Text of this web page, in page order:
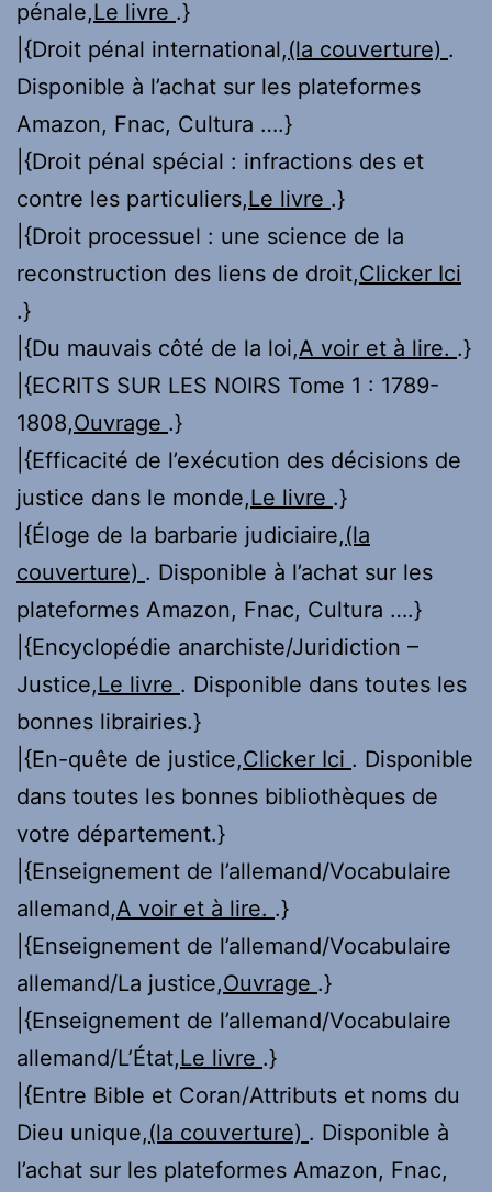
pénale,Le livre .}
|{Droit pénal international,(la couverture) .
Disponible à l’achat sur les plateformes
Amazon, Fnac, Cultura ….}
|{Droit pénal spécial : infractions des et
contre les particuliers,Le livre .}
|{Droit processuel : une science de la
reconstruction des liens de droit,Clicker Ici
.}
|{Du mauvais côté de la loi,A voir et à lire. .}
|{ECRITS SUR LES NOIRS Tome 1 : 1789-
1808,Ouvrage .}
|{Efficacité de l’exécution des décisions de
justice dans le monde,Le livre .}
|{Éloge de la barbarie judiciaire,(la
couverture) . Disponible à l’achat sur les
plateformes Amazon, Fnac, Cultura ….}
|{Encyclopédie anarchiste/Juridiction –
Justice,Le livre . Disponible dans toutes les
bonnes librairies.}
|{En-quête de justice,Clicker Ici . Disponible
dans toutes les bonnes bibliothèques de
votre département.}
|{Enseignement de l’allemand/Vocabulaire
allemand,A voir et à lire. .}
|{Enseignement de l’allemand/Vocabulaire
allemand/La justice,Ouvrage .}
|{Enseignement de l’allemand/Vocabulaire
allemand/L’État,Le livre .}
|{Entre Bible et Coran/Attributs et noms du
Dieu unique,(la couverture) . Disponible à
l’achat sur les plateformes Amazon, Fnac,